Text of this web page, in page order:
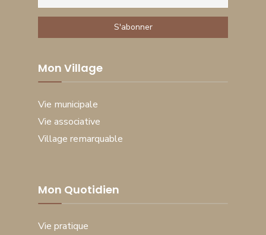
Mon Village
Vie municipale
Vie associative
Village remarquable
Mon Quotidien
Vie pratique